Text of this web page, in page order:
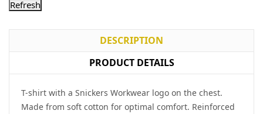
DESCRIPTION
PRODUCT DETAILS
T-shirt with a Snickers Workwear logo on the chest.
Made from soft cotton for optimal comfort. Reinforced